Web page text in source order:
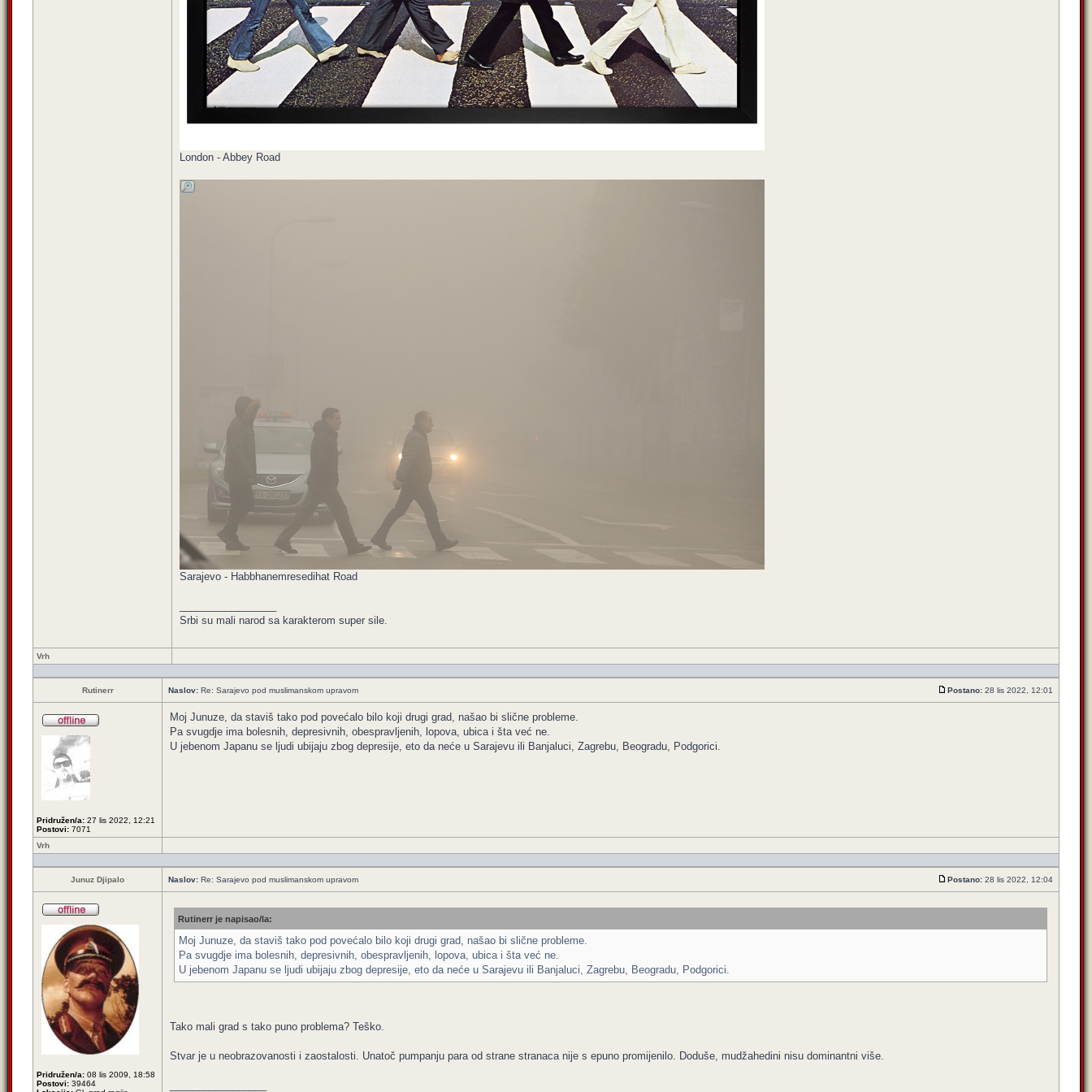
London - Abbey Road
Sarajevo - Habbhanemresedihat Road
Srbi su mali narod sa karakterom super sile.
Vrh
Rutinerr Naslov: Re: Sarajevo pod muslimanskom upravom Postano: 28 lis 2022, 12:01
Pridružen/a: 27 lis 2022, 12:21
Postovi: 7071
Moj Junuze, da staviš tako pod povećalo bilo koji drugi grad, našao bi slične probleme.
Pa svugdje ima bolesnih, depresivnih, obespravljenih, lopova, ubica i šta već ne.
U jebenom Japanu se ljudi ubijaju zbog depresije, eto da neće u Sarajevu ili Banjaluci, Zagrebu, Beogradu, Podgorici.
Vrh
Junuz Djipalo Naslov: Re: Sarajevo pod muslimanskom upravom Postano: 28 lis 2022, 12:04
Pridružen/a: 08 lis 2009, 18:58
Postovi: 39464
Rutinerr je napisao/la:
Moj Junuze, da staviš tako pod povećalo bilo koji drugi grad, našao bi slične probleme.
Pa svugdje ima bolesnih, depresivnih, obespravljenih, lopova, ubica i šta već ne.
U jebenom Japanu se ljudi ubijaju zbog depresije, eto da neće u Sarajevu ili Banjaluci, Zagrebu, Beogradu, Podgorici.
Tako mali grad s tako puno problema? Teško.
Stvar je u neobrazovanosti i zaostalosti. Unatoč pumpanju para od strane stranaca nije s epuno promijenilo. Doduše, mudžahedini nisu dominantni više.